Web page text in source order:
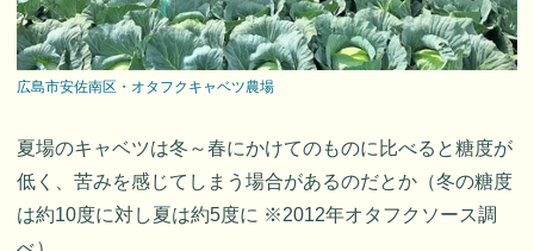
広島市安佐南区・オタフクキャベツ農場
夏場のキャベツは冬～春にかけてのものに比べると糖度が
低く、苦みを感じてしまう場合があるのだとか（冬の糖度
は約10度に対し夏は約5度に ※2012年オタフクソース調